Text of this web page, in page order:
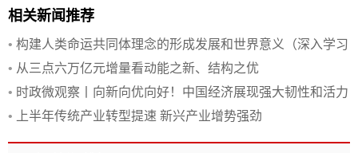
相关新闻推荐
• 构建人类命运共同体理念的形成发展和世界意义（深入学习
贯彻习近平新时代中国特色社会主义思想·《习近平谈治国理
政》第一至五卷通读）
• 从三点六万亿元增量看动能之新、结构之优
• 时政微观察丨向新向优向好！中国经济展现强大韧性和活力
•
上半年传统产业转型提速 新兴产业增势强劲